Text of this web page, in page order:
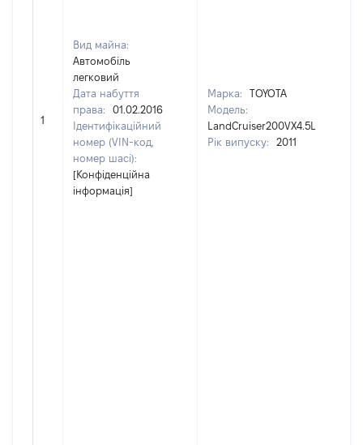
1
Вид майна:
Автомобіль
легковий
Дата набуття
права:
01.02.2016
Ідентифікаційний
номер (VIN-код,
номер шасі):
[Конфіденційна
інформація]
Марка:
TOYOTA
Модель:
LandCruiser200VX4.5L
Рік випуску:
2011